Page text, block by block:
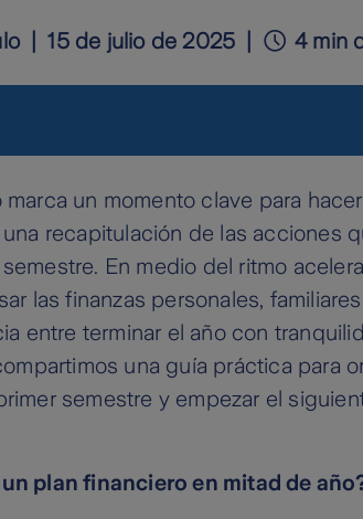
15 de julio de 2025 4 min
marca un momento clave para
recapitulación de las acciones
En medio del ritmo
las finanzas personales,
entre terminar el año con
una guía práctica para
semestre y empezar el
plan financiero en mitad de